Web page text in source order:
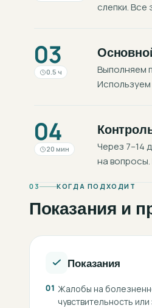
слепки. Все
03
0.5 ч
Выполняем
04
20 мин
Через 7–14
на вопросы.
03 КОГДА ПОДХОДИТ
Показания и
Показания
01 Жалобы на
чувствительность